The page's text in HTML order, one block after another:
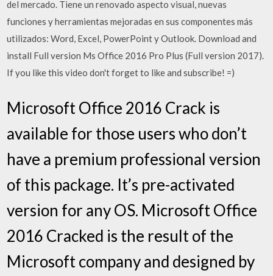
del mercado. Tiene un renovado aspecto visual, nuevas
funciones y herramientas mejoradas en sus componentes más
utilizados: Word, Excel, PowerPoint y Outlook. Download and
install Full version Ms Office 2016 Pro Plus (Full version 2017).
If you like this video don't forget to like and subscribe! =)
Microsoft Office 2016 Crack is
available for those users who don’t
have a premium professional version
of this package. It’s pre-activated
version for any OS. Microsoft Office
2016 Cracked is the result of the
Microsoft company and designed by